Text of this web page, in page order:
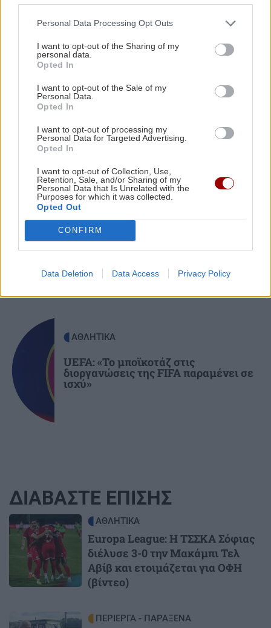
Personal Data Processing Opt Outs
I want to opt-out of the Sharing of my
personal data.
Opted In
I want to opt-out of the Sale of my
Personal Data.
Opted In
I want to opt-out of processing my
Personal Data for Targeted Advertising.
Opted In
I want to opt-out of Collection, Use,
Retention, Sale, and/or Sharing of my
Personal Data that Is Unrelated with the
Purposes for which it was collected.
Opted Out
CONFIRM
Data Deletion Data Access Privacy Policy
Ελλάδας…»
ΚΟΣΜΟΣ
και ιστορικά κτίρια για να εξοικονομήσει
ενέργεια
ΕΛΛΑΔΑ
περιοχή γυρίζει σελίδα
ΟΦΗ: Πολύ κοντά στην απόκτηση του
ΑΘΛΗΤΙΚΑ
Europa League: Η Άντερλεχτ νίκησε 1-
κριθούν στις Βρυξέλλες
ΑΘΛΗΤΙΚΑ
ΠΟΑ: Ανακοίνωσε την απόκτηση τριών
Ιταλών ποδοσφαιριστών
ΑΘΛΗΤΙΚΑ
UEFA: «Το μποϊκοτάζ στις
διοργανώσεις της FIFA παραμένει σε
ισχύ»
ΔΙΑΒΑΣΤΕ ΕΠΙΣΗΣ
Image ΑΘΛΗΤΙΚΑ
Europa League: Η ΤΣΣΚΑ Σόφιας
διέλυσε 3-0 την Μακάμπι Τελ
Αβίβ και ετοιμάζεται για ΟΦΗ
(βίντεο)
Image ΠΕΡΙΕΡΓΑ - ΠΑΡΑΞΕΝΑ